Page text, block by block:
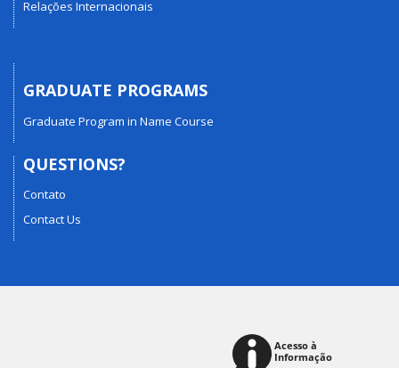
Relações Internacionais
GRADUATE PROGRAMS
Graduate Program in Name Course
QUESTIONS?
Contato
Contact Us